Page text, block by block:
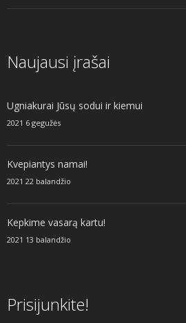
Naujausi įrašai
Ugniakurai Jūsų sodui ir kiemui
2021 6 gegužės
Kvepiantys namai!
2021 22 balandžio
Kepkime vasarą kartu!
2021 13 balandžio
Prisijunkite!